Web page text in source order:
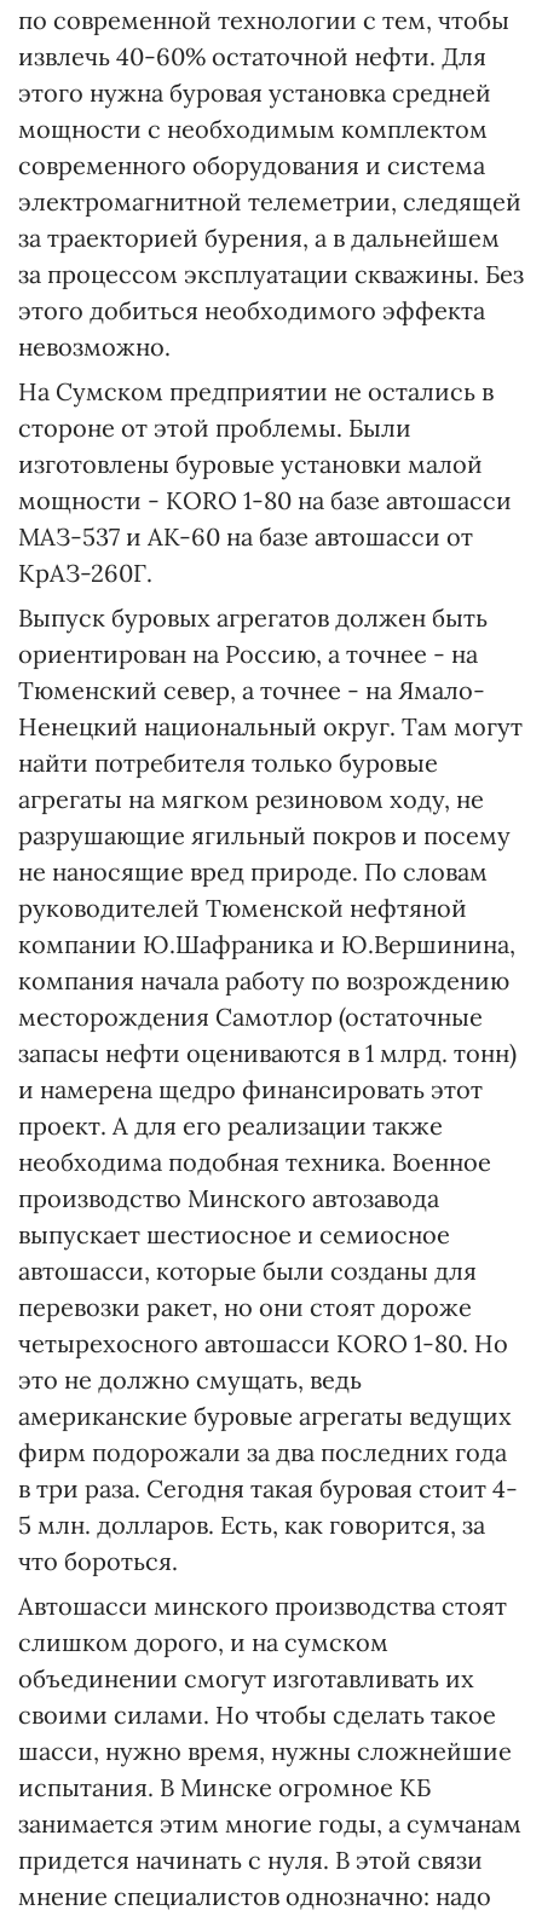
по современной технологии с тем, чтобы
извлечь 40-60% остаточной нефти. Для
этого нужна буровая установка средней
мощности с необходимым комплектом
современного оборудования и система
электромагнитной телеметрии, следящей
за траекторией бурения, а в дальнейшем
за процессом эксплуатации скважины. Без
этого добиться необходимого эффекта
невозможно.
На Сумском предприятии не остались в
стороне от этой проблемы. Были
изготовлены буровые установки малой
мощности - КОRО 1-80 на базе автошасси
МАЗ-537 и АК-60 на базе автошасси от
КрАЗ-260Г.
Выпуск буровых агрегатов должен быть
ориентирован на Россию, а точнее - на
Тюменский север, а точнее - на Ямало-
Ненецкий национальный округ. Там могут
найти потребителя только буровые
агрегаты на мягком резиновом ходу, не
разрушающие ягильный покров и посему
не наносящие вред природе. По словам
руководителей Тюменской нефтяной
компании Ю.Шафраника и Ю.Вершинина,
компания начала работу по возрождению
месторождения Самотлор (остаточные
запасы нефти оцениваются в 1 млрд. тонн)
и намерена щедро финансировать этот
проект. А для его реализации также
необходима подобная техника. Военное
производство Минского автозавода
выпускает шестиосное и семиосное
автошасси, которые были созданы для
перевозки ракет, но они стоят дороже
четырехосного автошасси КОRО 1-80. Но
это не должно смущать, ведь
американские буровые агрегаты ведущих
фирм подорожали за два последних года
в три раза. Сегодня такая буровая стоит 4-
5 млн. долларов. Есть, как говорится, за
что бороться.
Автошасси минского производства стоят
слишком дорого, и на сумском
объединении смогут изготавливать их
своими силами. Но чтобы сделать такое
шасси, нужно время, нужны сложнейшие
испытания. В Минске огромное КБ
занимается этим многие годы, а сумчанам
придется начинать с нуля. В этой связи
мнение специалистов однозначно: надо